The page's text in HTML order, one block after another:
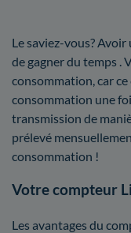
Le saviez-vous?
de gagner du temps .
consommation, car
consommation une
transmission de
prélevé
consommation !
Votre compteur
Les avantages du